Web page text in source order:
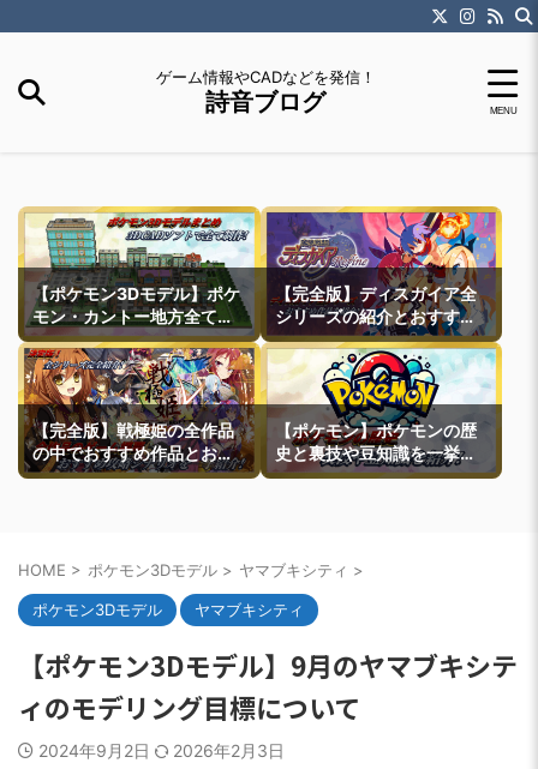
ゲーム情報やCADなどを発信！
詩音ブログ
【ポケモン3Dモデル】ポケ
モン・カントー地方全ての
町モデルなどを紹介
【完全版】ディスガイア全
シリーズの紹介とおすすめ
作品紹介
【完全版】戦極姫の全作品
の中でおすすめ作品とおす
すめ攻略ルートを一挙紹介
【ポケモン】ポケモンの歴
史と裏技や豆知識を一挙紹
介
HOME > ポケモン3Dモデル > ヤマブキシティ >
ポケモン3Dモデル ヤマブキシティ
【ポケモン3Dモデル】9月のヤマブキシテ
ィのモデリング目標について
2024年9月2日 2026年2月3日